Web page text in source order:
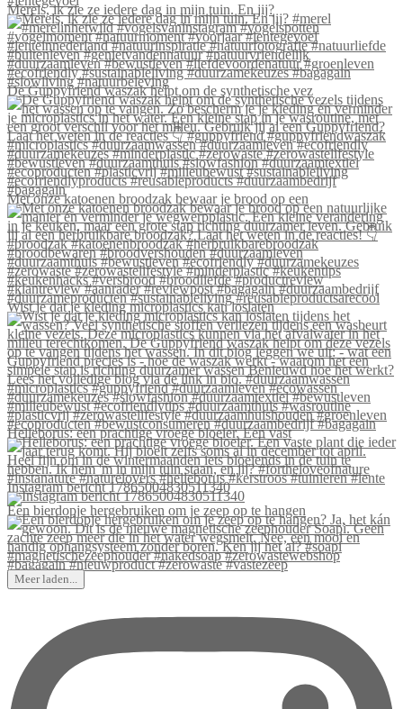
Merels, ik zie ze iedere dag in mijn tuin. En jij?
De Guppyfriend waszak helpt om de synthetische vez
Met onze katoenen broodzak bewaar je brood op een
Wist je dat je kleding microplastics kan loslaten
Helleborus: een prachtige vroege bloeier. Een vast
Instagram bericht 17865004830511340
Een bierdopje hergebruiken om je zeep op te hangen
Meer laden...